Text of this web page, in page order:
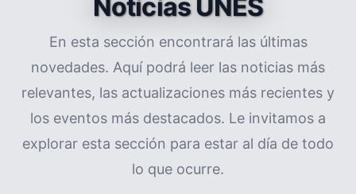
Noticias UNES
En esta sección encontrará las últimas
novedades. Aquí podrá leer las noticias más
relevantes, las actualizaciones más recientes y
los eventos más destacados. Le invitamos a
explorar esta sección para estar al día de todo
lo que ocurre.